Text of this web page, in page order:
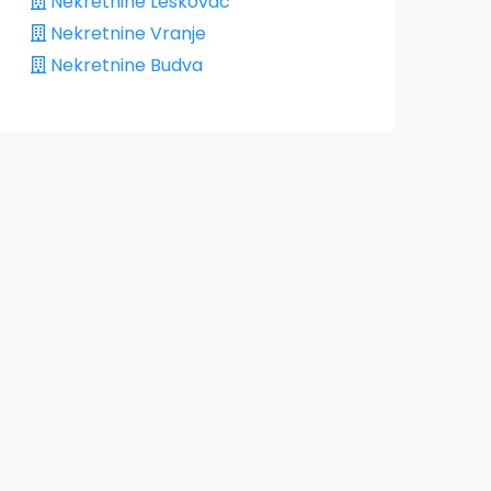
Nekretnine Vranje
Nekretnine Budva